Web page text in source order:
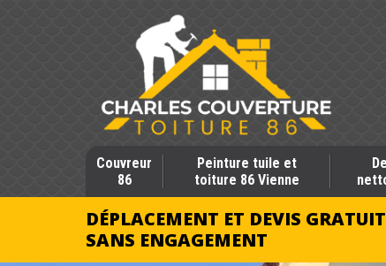
Couvreur
86
Peinture tuile et
toiture 86 Vienne
DÉPLACEMENT ET DEVIS
SANS ENGAGEMENT